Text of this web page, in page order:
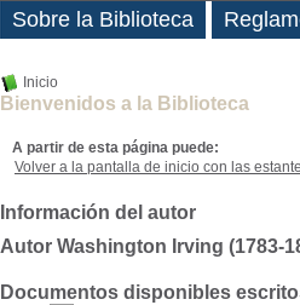
Inicio
Bienvenidos a la Biblioteca
A partir de esta página puede:
Volver a la pantalla de inicio con las
Información del autor
Autor Washington Irving (1783-
Documentos disponibles
Sobre la Biblioteca
Novedades